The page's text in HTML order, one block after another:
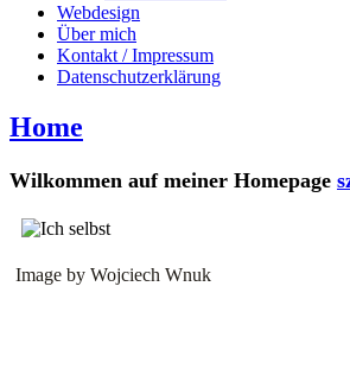
Webdesign
Über mich
Kontakt / Impressum
Datenschutzerklärung
Home
Wilkommen auf meiner Homepage
Image by Wojciech Wnuk